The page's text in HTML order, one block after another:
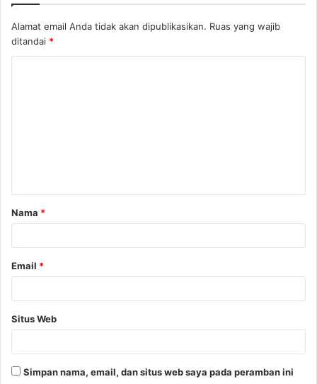
Alamat email Anda tidak akan dipublikasikan. Ruas yang wajib
ditandai *
a
r
Nama *
Email *
Situs Web
Simpan nama, email, dan situs web saya pada peramban ini